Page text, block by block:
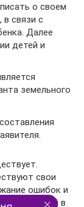
о своем
в связи с
Далее
детей и
земельного
свои
ошибок и
заявлений в